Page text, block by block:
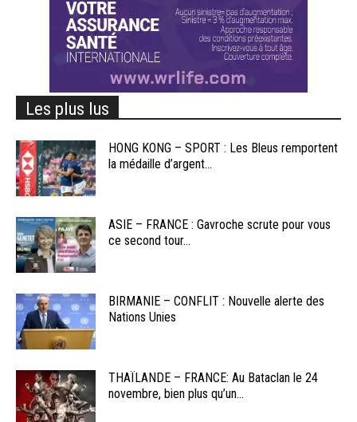
Les plus lus
HONG KONG – SPORT : Les Bleus remportent
la médaille d’argent...
ASIE – FRANCE : Gavroche scrute pour vous
ce second tour...
BIRMANIE – CONFLIT : Nouvelle alerte des
Nations Unies
THAÏLANDE – FRANCE: Au Bataclan le 24
novembre, bien plus qu’un...